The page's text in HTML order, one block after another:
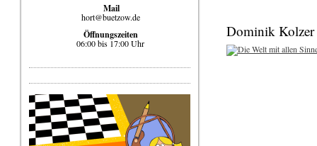
Mail
hort@buetzow.de
Öffnungszeiten
06:00 bis 17:00 Uhr
Dominik